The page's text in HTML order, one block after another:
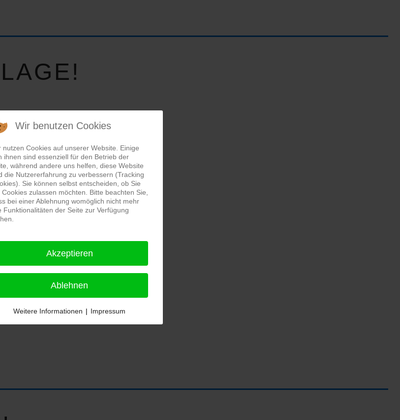
Wir benutzen Cookies
nutzen Cookies auf unserer Website. Einige
ihnen sind essenziell für den Betrieb der
während andere uns helfen, diese Website
die Nutzererfahrung zu verbessern (Tracking
Sie können selbst entscheiden, ob Sie
Cookies zulassen möchten. Bitte beachten Sie,
bei einer Ablehnung womöglich nicht mehr
Funktionalitäten der Seite zur Verfügung
Akzeptieren
Ablehnen
Weitere Informationen | Impressum